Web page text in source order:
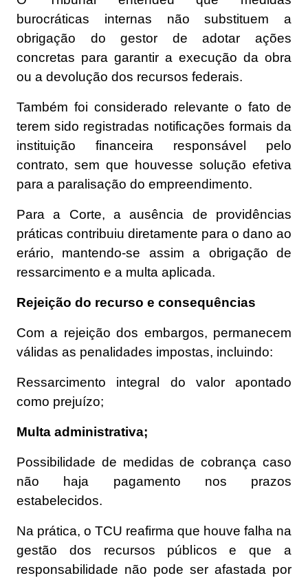
burocráticas internas não substituem a
obrigação do gestor de adotar ações
concretas para garantir a execução da obra
ou a devolução dos recursos federais.
Também foi considerado relevante o fato de
terem sido registradas notificações formais da
instituição financeira responsável pelo
contrato, sem que houvesse solução efetiva
para a paralisação do empreendimento.
Para a Corte, a ausência de providências
práticas contribuiu diretamente para o dano ao
erário, mantendo-se assim a obrigação de
ressarcimento e a multa aplicada.
Rejeição do recurso e consequências
Com a rejeição dos embargos, permanecem
válidas as penalidades impostas, incluindo:
Ressarcimento integral do valor apontado
como prejuízo;
Multa administrativa;
Possibilidade de medidas de cobrança caso
não haja pagamento nos prazos
estabelecidos.
Na prática, o TCU reafirma que houve falha na
gestão dos recursos públicos e que a
responsabilidade não pode ser afastada por